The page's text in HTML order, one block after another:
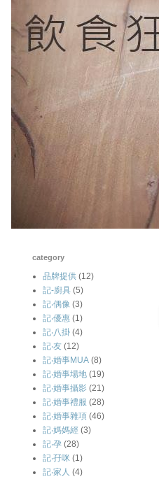
category
品牌提供 (12)
記-廚具 (5)
記‧偶像 (3)
記‧優惠 (1)
記‧八掛 (4)
記‧友 (12)
記‧婚事MUA (8)
記‧婚事場地 (19)
記‧婚事攝影 (21)
記‧婚事禮服 (28)
記‧婚事雜項 (46)
記‧媽媽經 (3)
記‧孕 (28)
記‧孖咪 (1)
記‧家人 (4)